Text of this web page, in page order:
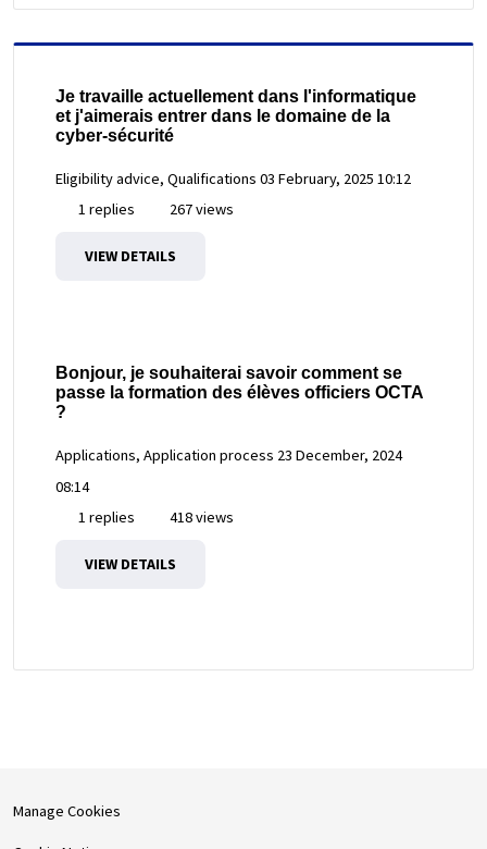
Je travaille actuellement dans l'informatique
et j'aimerais entrer dans le domaine de la
cyber-sécurité
Eligibility advice, Qualifications 03 February, 2025 10:12
1 replies
267 views
VIEW DETAILS
Bonjour, je souhaiterai savoir comment se
passe la formation des élèves officiers OCTA
?
Applications, Application process 23 December, 2024
08:14
1 replies
418 views
VIEW DETAILS
Manage Cookies